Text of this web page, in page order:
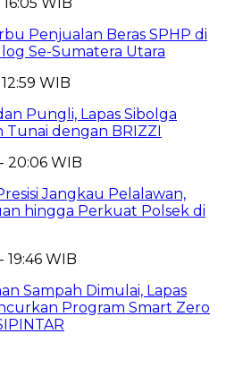
Penjualan Beras SPHP di
Se-Sumatera Utara
WIB
Pungli, Lapas Sibolga
Tunai dengan BRIZZI
20:06 WIB
Jangkau Pelalawan,
hingga Perkuat Polsek di
19:46 WIB
Sampah Dimulai, Lapas
Program Smart Zero